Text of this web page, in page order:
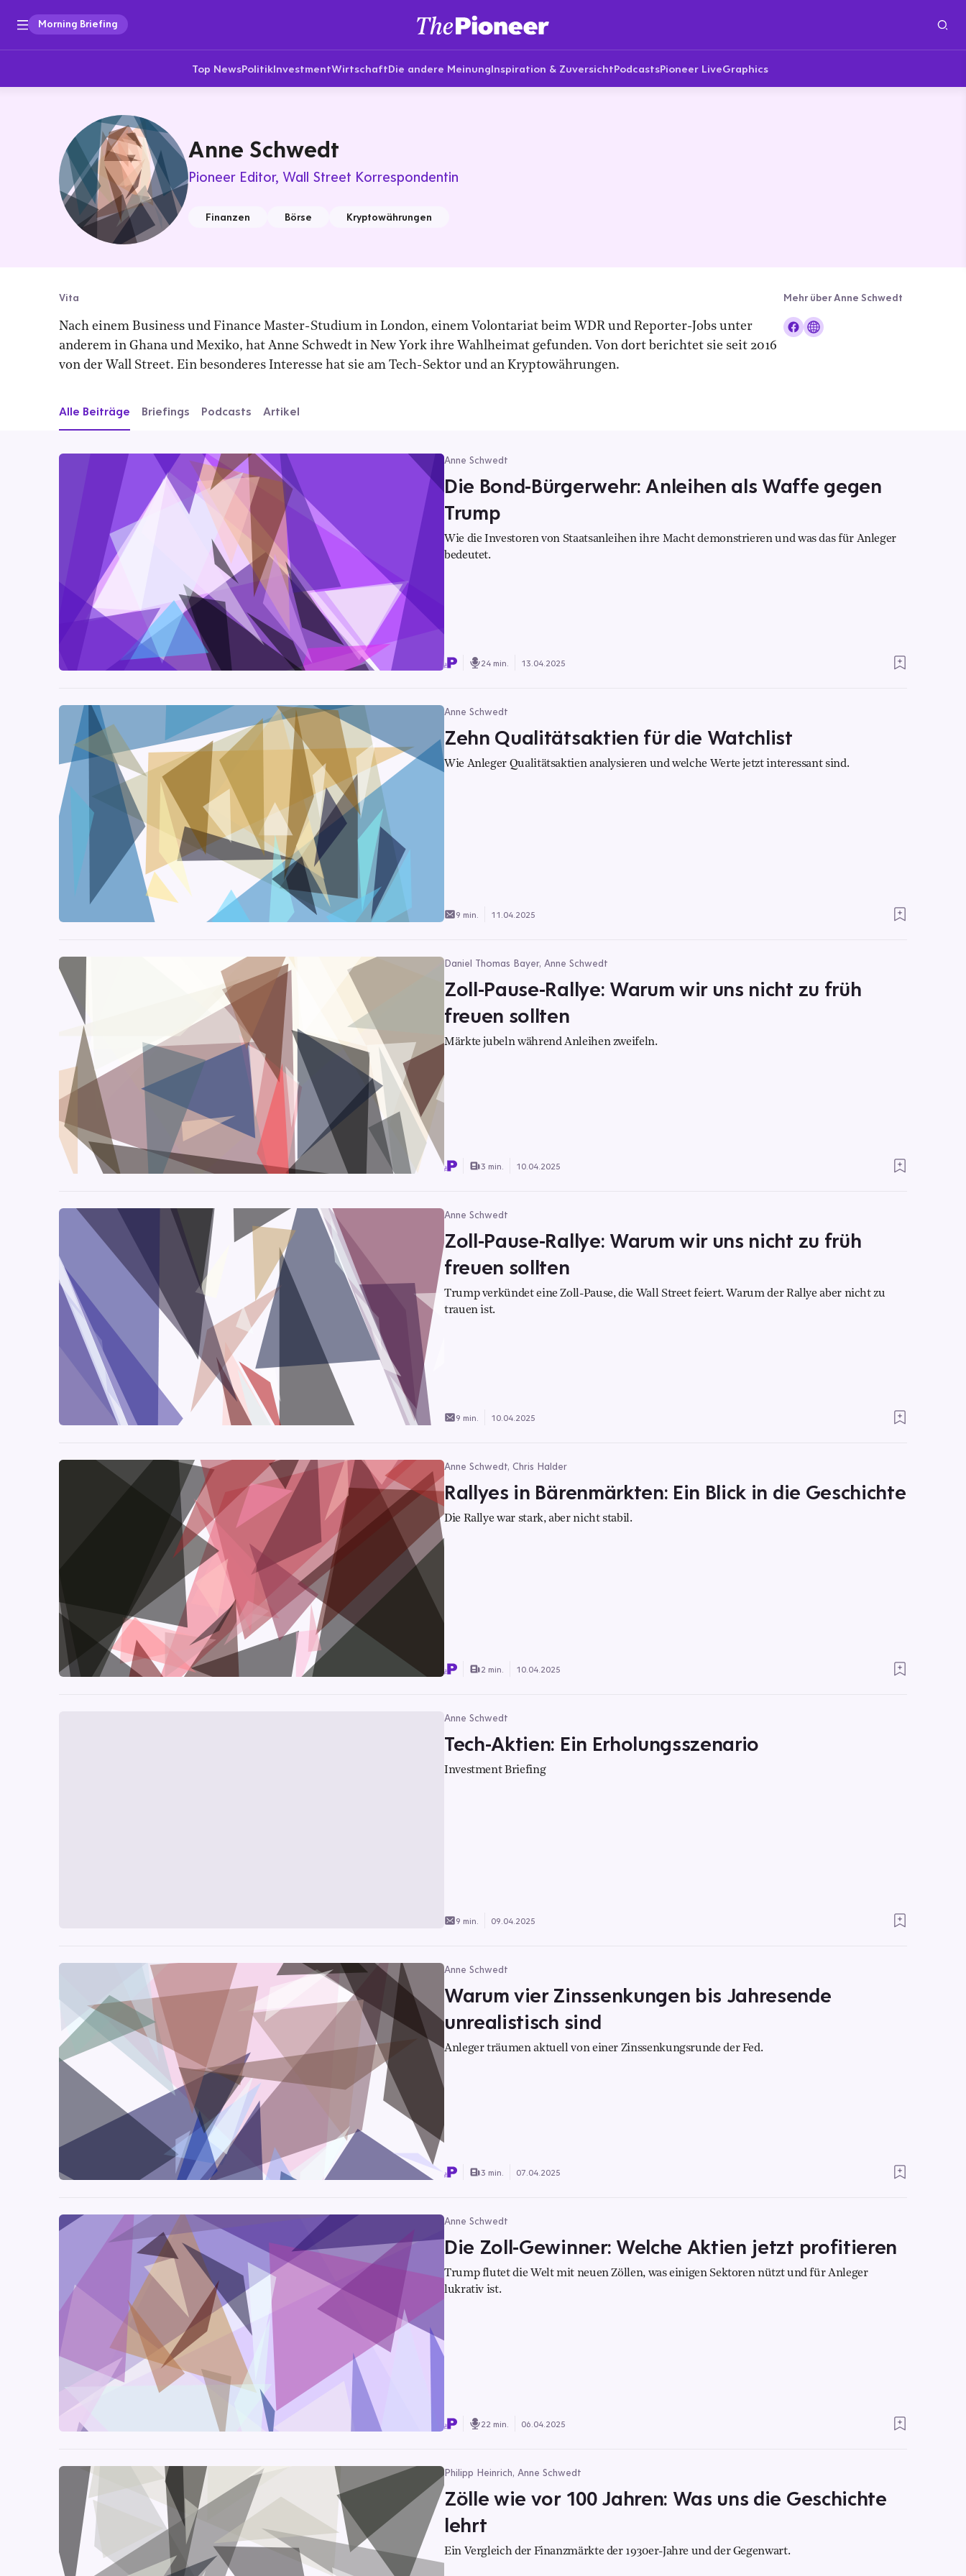
Morning Briefing
Top NewsPolitikInvestmentWirtschaftDie andere MeinungInspiration & ZuversichtPodcastsPioneer LiveGraphics
Anne Schwedt
Pioneer Editor Wall Street Korrespondentin
Finanzen Börse Kryptowährungen
Vita
Nach einem Business und Finance Master-Studium in London, einem Volontariat beim WDR und Reporter-Jobs unter
anderem in Ghana und Mexiko, hat Anne Schwedt in New York ihre Wahlheimat gefunden. Von dort berichtet sie seit 2016
von der Wall Street. Ein besonderes Interesse hat sie am Tech-Sektor und an Kryptowährungen.
Mehr über Anne Schwedt
Alle Beiträge Briefings Podcasts Artikel
Anne Schwedt
Die Bond-Bürgerwehr: Anleihen als Waffe gegen
Trump
Wie die Investoren von Staatsanleihen ihre Macht demonstrieren und was das für Anleger
bedeutet.
24 min. 13.04.2025
Anne Schwedt
Zehn Qualitätsaktien für die Watchlist
Wie Anleger Qualitätsaktien analysieren und welche Werte jetzt interessant sind.
9 min. 11.04.2025
Daniel Thomas Bayer, Anne Schwedt
Zoll-Pause-Rallye: Warum wir uns nicht zu früh
freuen sollten
Märkte jubeln während Anleihen zweifeln.
3 min. 10.04.2025
Anne Schwedt
Zoll-Pause-Rallye: Warum wir uns nicht zu früh
freuen sollten
Trump verkündet eine Zoll-Pause, die Wall Street feiert. Warum der Rallye aber nicht zu
trauen ist.
9 min. 10.04.2025
Anne Schwedt, Chris Halder
Rallyes in Bärenmärkten: Ein Blick in die Geschichte
Die Rallye war stark, aber nicht stabil.
2 min. 10.04.2025
Anne Schwedt
Tech-Aktien: Ein Erholungsszenario
Investment Briefing
9 min. 09.04.2025
Anne Schwedt
Warum vier Zinssenkungen bis Jahresende
unrealistisch sind
Anleger träumen aktuell von einer Zinssenkungsrunde der Fed.
3 min. 07.04.2025
Anne Schwedt
Die Zoll-Gewinner: Welche Aktien jetzt profitieren
Trump flutet die Welt mit neuen Zöllen, was einigen Sektoren nützt und für Anleger
lukrativ ist.
22 min. 06.04.2025
Philipp Heinrich, Anne Schwedt
Zölle wie vor 100 Jahren: Was uns die Geschichte
lehrt
Ein Vergleich der Finanzmärkte der 1930er-Jahre und der Gegenwart.